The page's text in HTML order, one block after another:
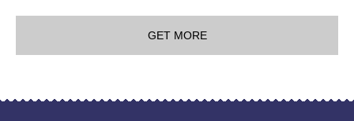
GET MORE